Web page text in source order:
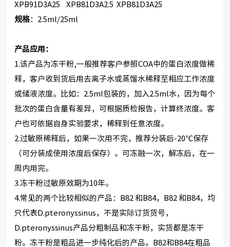
XPB91D3A25 XPB81D3A2.5 XPB81D3A25
规格 ：2.5ml/25ml
产品应用：
1.该产品为冻干粉,一般推荐客户参照COA中的蛋白浓度做稀
释，客户收到货后用去离子水或蒸馏水稀释至相应工作浓度
或储液浓度。比如：2.5ml包装的，加入2.5ml水，因为每个
批次的蛋白含量有差异，可根据质检报告，计算终浓度。客
户也可依据自身实验要求，稀释到任意浓度。
2.过敏原稀释后，如果一次用不完，推荐分装后-20℃保存
（可分装成使用浓度后保存）。可冻融一次，解冻后，在一
周内用完。
3.冻干粉过敏原效期为10年。
4.常见的两个比较相似的产品：B82 和B84，B82 和B84，均
只代表D.pteronyssinus，不是实际订货货号，
D.pteronyssinus产品分粗制品和冻干粉，实货都是冻干
粉。冻干粉是粗品进一步纯化后的产品。B82和B84在粗品